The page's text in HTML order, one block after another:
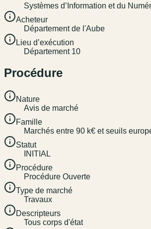
Systèmes d’Information et du
Acheteur
Département de l'Aube
Lieu d’exécution
Département 10
Procédure
Nature
Avis de marché
Famille
Marchés entre 90 k€ et seuils
Statut
INITIAL
Procédure
Procédure Ouverte
Type de marché
Travaux
Descripteurs
Tous corps d'état